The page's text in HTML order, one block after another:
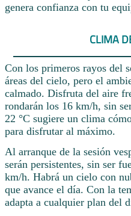
genera confianza con tu
CLIMA
Con los primeros rayos del
áreas del cielo, pero el
calmado. Disfruta del aire
rondarán los 16 km/h, sin
22 °C sugiere un clima
para disfrutar al máximo.
Al arranque de la sesión
serán persistentes, sin ser
km/h. Habrá un cielo con
que avance el día. Con la
adapta a cualquier plan del